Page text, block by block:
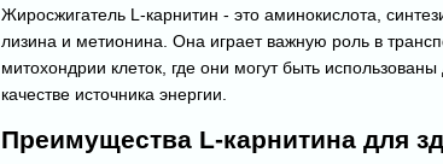
Жиросжигатель L-карнитин - это аминокислота,
лизина и метионина. Она играет важную роль в
митохондрии клеток, где они могут быть
качестве источника энергии.
Преимущества L-карнитина для